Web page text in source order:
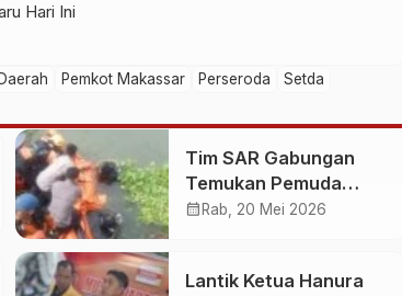
Hari Ini
Pemkot Makassar Perseroda Setda
Tim SAR Gabungan
Temukan Pemuda
Loncat ke Sungai
calendar_month Rab, 20 Mei 2026
Lantik Ketua Hanura